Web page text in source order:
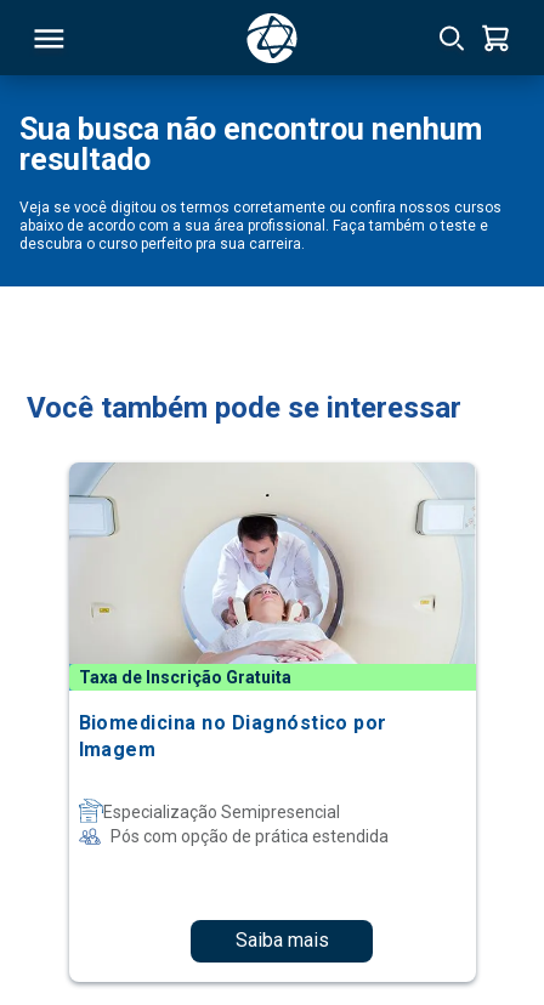
Sua busca não encontrou nenhum
resultado
Veja se você digitou os termos corretamente ou confira nossos cursos
abaixo de acordo com a sua área profissional. Faça também o teste e
descubra o curso perfeito pra sua carreira.
Você também pode se interessar
Taxa de Inscrição Gratuita
Biomedicina no Diagnóstico por
Imagem
Especialização Semipresencial
Pós com opção de prática estendida
Saiba mais